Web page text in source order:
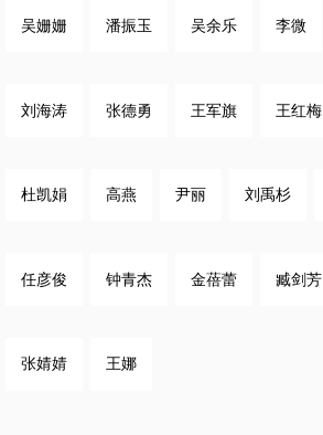
吴姗姗 潘振玉 吴余乐 李微
刘海涛 张德勇 王军旗 王红梅
杜凯娟 高燕 尹丽 刘禹杉
任彦俊 钟青杰 金蓓蕾 臧剑芳
张婧婧 王娜